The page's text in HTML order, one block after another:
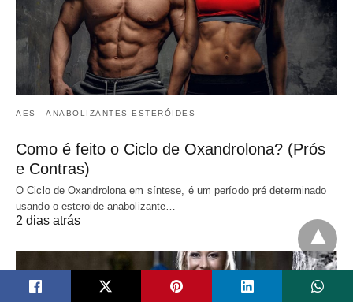
AES - ANABOLIZANTES ESTERÓIDES
Como é feito o Ciclo de Oxandrolona? (Prós
e Contras)
O Ciclo de Oxandrolona em síntese, é um período pré determinado
usando o esteroide anabolizante…
2 dias atrás